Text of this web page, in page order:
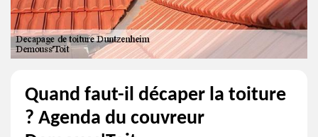
Quand faut-il décaper la toiture
? Agenda du couvreur